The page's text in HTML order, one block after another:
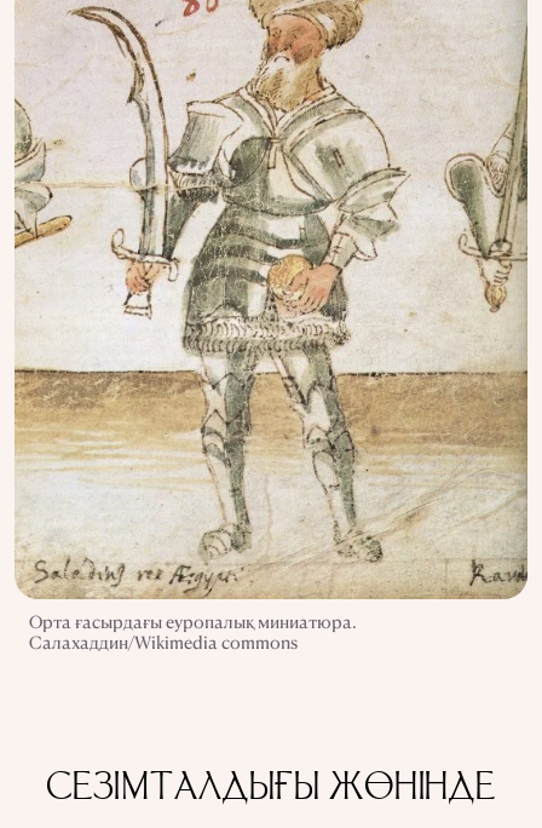
Орта ғасырдағы еуропалық миниатюра.
Салахаддин/Wikimedia commons
СЕЗІМТАЛДЫҒЫ ЖӨНІНДЕ